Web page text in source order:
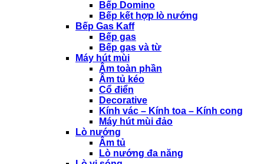
Bếp Domino
Bếp kết hợp lò nướng
Bếp Gas Kaff
Bếp gas
Bếp gas và từ
Máy hút mùi
Âm toàn phần
Âm tủ kéo
Cổ điển
Decorative
Kính vác – Kính toa – Kính cong
Máy hút mùi đảo
Lò nướng
Âm tủ
Lò nướng đa năng